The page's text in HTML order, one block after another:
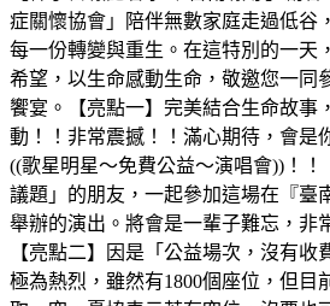
症關懷協會」陪伴無數家庭走過低谷
每一份轉變與重生。在這特別的一天
希望，以生命感動生命，敬邀您一同
饗宴。【亮點一】完美結合生命故事
動！！非常震撼！！滿心期待，會是
((歌星明星～免費公益～演唱會))！
議題」的朋友，一起參加這場在『臺
舉辦的演出。將會是一輩子難忘，非
【亮點二】因是「公益場次，沒有
極為熱烈，雖然有1800個座位，但目